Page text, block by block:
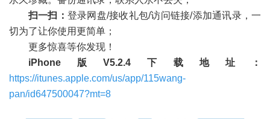
扫一扫： 登录网盘/接收礼包/访问链接/添加通讯录，一
切为了让你使用更简单；
更多惊喜等你发现！
iPhone版V5.2.4下载地址：
https://itunes.apple.com/us/app/115wang-
pan/id647500047?mt=8